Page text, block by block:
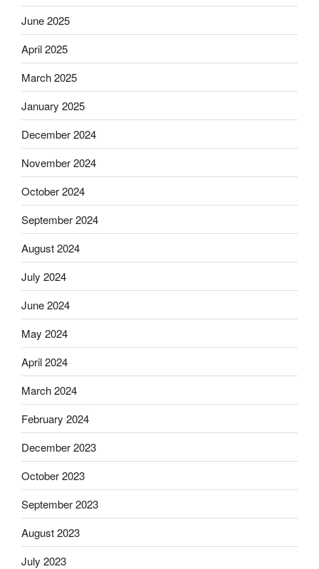
June 2025
April 2025
March 2025
January 2025
December 2024
November 2024
October 2024
September 2024
August 2024
July 2024
June 2024
May 2024
April 2024
March 2024
February 2024
December 2023
October 2023
September 2023
August 2023
July 2023